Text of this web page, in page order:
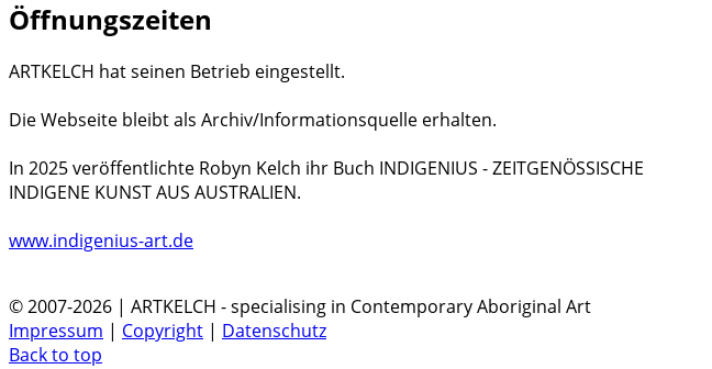
Öffnungszeiten
ARTKELCH hat seinen Betrieb eingestellt.
Die Webseite bleibt als Archiv/Informationsquelle erhalten.
In 2025 veröffentlichte Robyn Kelch ihr Buch INDIGENIUS - ZEITGENÖSSISCHE
INDIGENE KUNST AUS AUSTRALIEN.
www.indigenius-art.de
© 2007-2026 | ARTKELCH - specialising in Contemporary Aboriginal Art
Impressum | Copyright | Datenschutz
Back to top